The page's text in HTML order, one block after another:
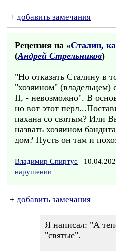
+ добавить замечания
Рецензия на «Сталин,
(Андрей Стрельников)
"Но отказать Сталину в
"хозяином" (владельцем)
II, - невозможно". В
но вот этот
пахана со святым? Или
назвать хозяином
дом? Пусть он там и
Владимир Спиртус
нарушении
+ добавить замечания
Я написал: "А
"святые".